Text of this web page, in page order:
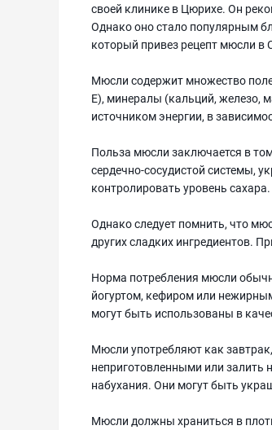
своей клинике в Цюрихе. Он
Однако оно стало популярным
который привез рецепт мюсли в
Мюсли содержит множество
Е), минералы (кальций, железо,
источником энергии, в
Польза мюсли заключается в
сердечно-сосудистой системы,
контролировать уровень сахара.
Однако следует помнить, что
других сладких ингредиентов.
Норма потребления мюсли
йогуртом, кефиром или
могут быть использованы в
Мюсли употребляют как
неприготовленными или залить
набухания. Они могут быть
Мюсли должны храниться в